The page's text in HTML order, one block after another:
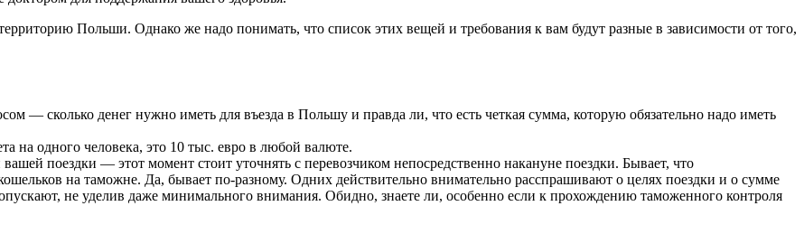
Польши. Однако же надо понимать, что список этих вещей и требования к вам будут разные в зависимости от того,
— сколько денег нужно иметь для въезда в Польшу и правда ли, что есть четкая сумма, которую обязательно надо иметь
на одного человека, это 10 тыс. евро в любой валюте.
поездки — этот момент стоит уточнять с перевозчиком непосредственно накануне поездки. Бывает, что
на таможне. Да, бывает по-разному. Одних действительно внимательно расспрашивают о целях поездки и о сумме
не уделив даже минимального внимания. Обидно, знаете ли, особенно если к прохождению таможенного контроля